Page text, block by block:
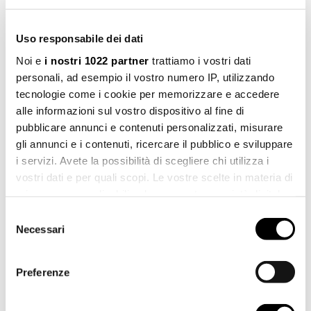
Uso responsabile dei dati
Noi e i nostri 1022 partner trattiamo i vostri dati
personali, ad esempio il vostro numero IP, utilizzando
tecnologie come i cookie per memorizzare e accedere
alle informazioni sul vostro dispositivo al fine di
pubblicare annunci e contenuti personalizzati, misurare
gli annunci e i contenuti, ricercare il pubblico e sviluppare
i servizi. Avete la possibilità di scegliere chi utilizza i
vostri dati e per quali scopi. Le vostre scelte in materia di
modificare o revocare il proprio consenso in qualsiasi
momento dalla Dichiarazione sui cookie o facendo clic
delNecessari
Preferenze
STADT *
LAND *